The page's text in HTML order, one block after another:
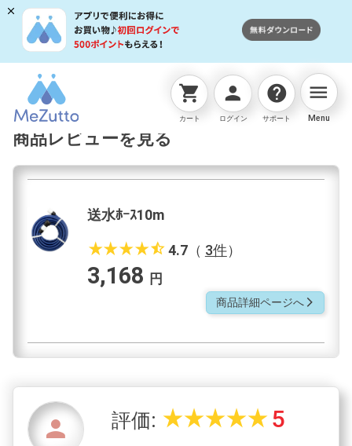
shopping_cart
カート
person
ログイン
help
サポート
menu
Menu
ネットストアTOP ホース 送水ﾎｰｽ10m 商品レビ
商品レビューを見る
送水ﾎｰｽ10m
star_ratestar_ratestar_ratestar_ratestar_half4.7（ 3件）
3,168 円
商品詳細ページへarrow_forward_ios
person 評価: star_ratestar_ratestar_ratestar_ratestar_rate 5